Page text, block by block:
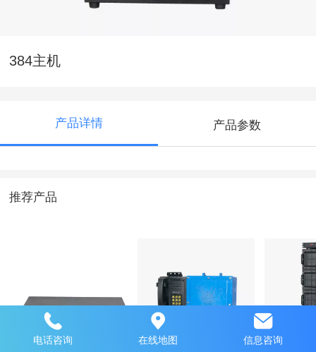
384主机
产品详情 产品参数
推荐产品
OX-850HC-I 防爆电话 D型组
电话咨询 在线地图 信息咨询